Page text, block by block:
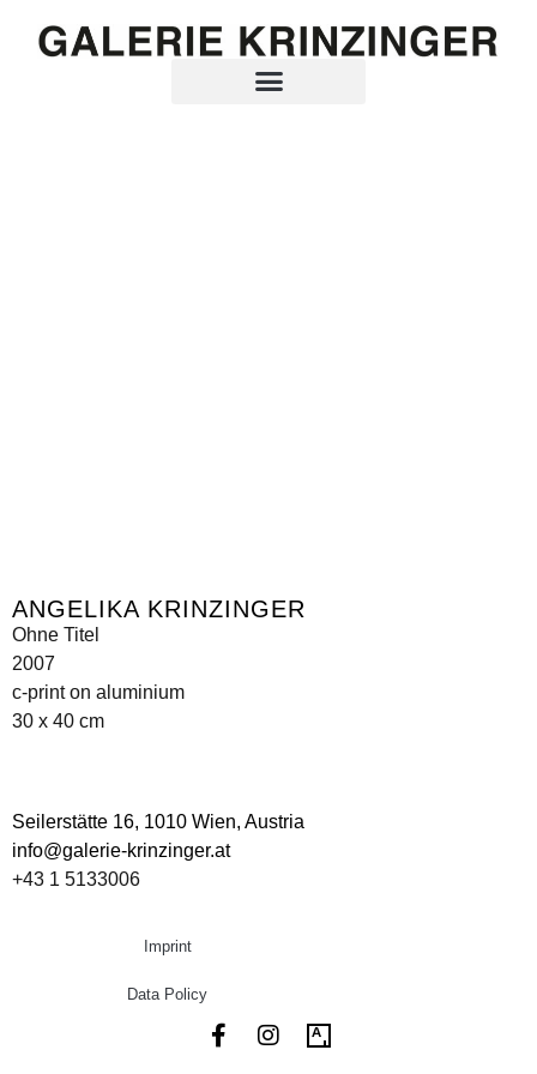
ANGELIKA KRINZINGER
Ohne Titel
2007
c-print on aluminium
30 x 40 cm
Seilerstätte 16, 1010 Wien, Austria
info@galerie-krinzinger.at
+43 1 5133006
Imprint
Data Policy